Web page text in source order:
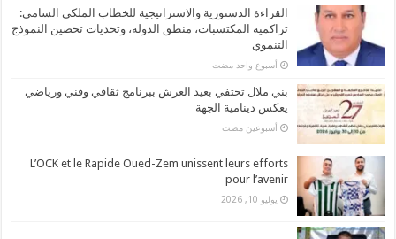
القراءة الدستورية والاستراتيجية للخطاب الملكي السامي:
تراكمية المكتسبات، منطق الدولة، وتحديات تحصين النموذج
التنموي
‏أسبوع واحد مضت
بني ملال تحتفي بعيد العرش ببرنامج ثقافي وفني ورياضي
يعكس دينامية الجهة
‏أسبوعين مضت
L’OCK et le Rapide Oued-Zem unissent leurs efforts
pour l’avenir
يوليو 10, 2026